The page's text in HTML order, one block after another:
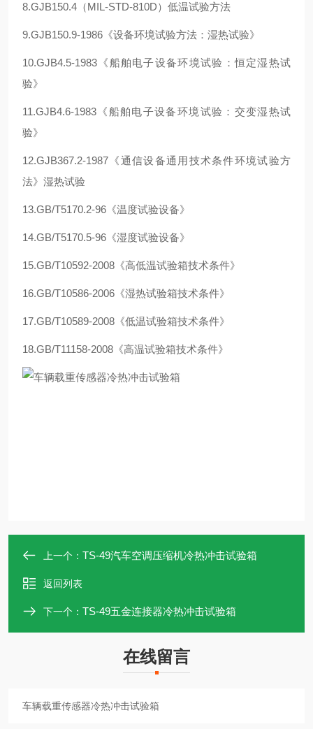
8.GJB150.4（MIL-STD-810D）低温试验方法
9.GJB150.9-1986《设备环境试验方法：湿热试验》
10.GJB4.5-1983《船舶电子设备环境试验：恒定湿热试
验》
11.GJB4.6-1983《船舶电子设备环境试验：交变湿热试
验》
12.GJB367.2-1987《通信设备通用技术条件环境试验方
法》湿热试验
13.GB/T5170.2-96《温度试验设备》
14.GB/T5170.5-96《湿度试验设备》
15.GB/T10592-2008《高低温试验箱技术条件》
16.GB/T10586-2006《湿热试验箱技术条件》
17.GB/T10589-2008《低温试验箱技术条件》
18.GB/T11158-2008《高温试验箱技术条件》
上一个： TS-49汽车空调压缩机冷热冲击试验箱
返回列表
下一个： TS-49五金连接器冷热冲击试验箱
在线留言